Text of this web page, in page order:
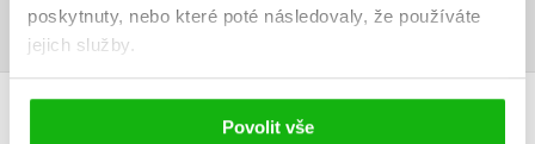
poskytnuty, nebo které poté následovaly, že používáte
jejich služby.
Povolit vše
AUTOR KNIHY